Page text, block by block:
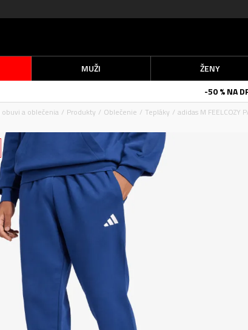
MUŽI ŽENY
-50 % NA
a oblečenia
Produkty Oblečenie Tepláky adidas M FEELCOZY